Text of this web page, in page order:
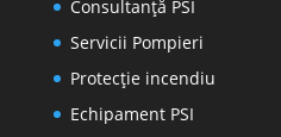
Consultanţă PSI
Servicii Pompieri
Protecţie incendiu
Echipament PSI